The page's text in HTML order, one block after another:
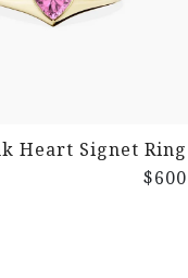
Heart Signet Ring
$600